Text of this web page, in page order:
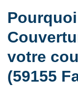
votre
(59155